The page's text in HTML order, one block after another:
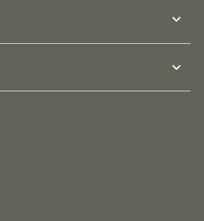
ール expand_more
について
expand_more